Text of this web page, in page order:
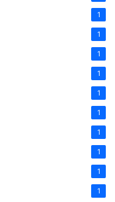
1
1
1
1
1
1
1
1
1
1